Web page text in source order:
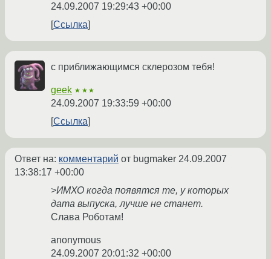
24.09.2007 19:29:43 +00:00
Ссылка
с приближающимся склерозом тебя!
geek ★★★
24.09.2007 19:33:59 +00:00
Ссылка
Ответ на: комментарий от bugmaker 24.09.2007
13:38:17 +00:00
>ИМХО когда появятся те, у которых
дата выпуска, лучше не станет.
Слава Роботам!
anonymous
24.09.2007 20:01:32 +00:00